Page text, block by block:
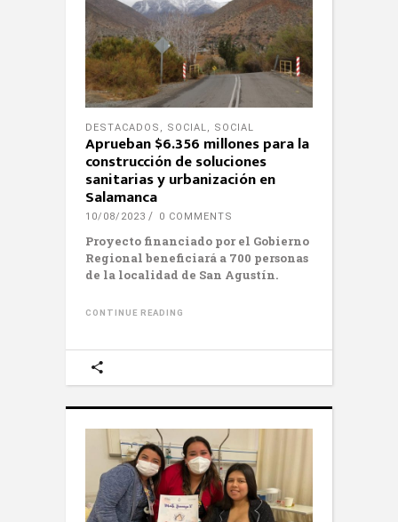
DESTACADOS , SOCIAL, SOCIAL
Aprueban $6.356 millones para la
construcción de soluciones
sanitarias y urbanización en
Salamanca
10/08/2023 0 COMMENTS
Proyecto financiado por el Gobierno
Regional beneficiará a 700 personas
de la localidad de San Agustín.
CONTINUE READING